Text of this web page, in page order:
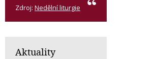
Zdroj: Nedělní liturgie
Aktuality